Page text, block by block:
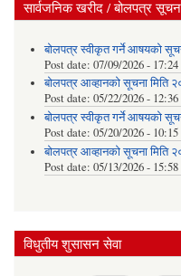
सार्वजनिक खरीद / बोलपत्र
बोलपत्र स्वीकृत गर्ने आषयको
Post date: 07/09/2026 - 17:24
बोलपत्र आव्हानको सूचना मिति
Post date: 05/22/2026 - 12:36
बोलपत्र स्वीकृत गर्ने आषयको
Post date: 05/20/2026 - 10:15
बोलपत्र आव्हानको सूचना मिति
Post date: 05/13/2026 - 15:58
विधुतीय शुसासन सेवा